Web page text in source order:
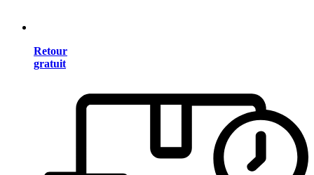
Retour
gratuit